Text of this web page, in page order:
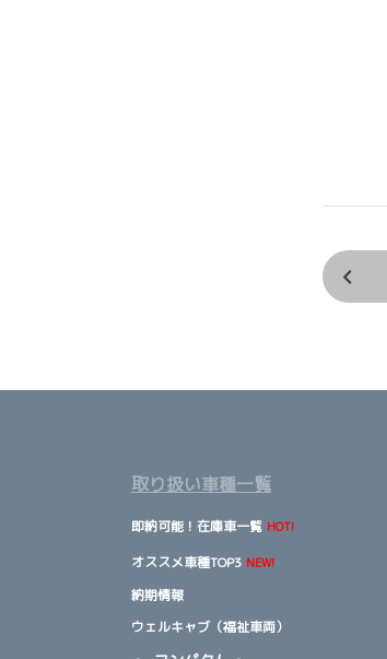
取り扱い車種一覧
即納可能！在庫車一覧 HOT!
オススメ車種TOP3 NEW!
納期情報
ウェルキャブ（福祉車両）